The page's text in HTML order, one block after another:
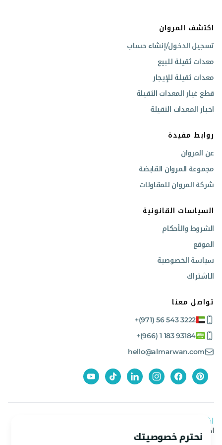
نحترم خصوصيتك
اكتشف المروان
تسجيل الدخول/إنشاء حساب
معدات ثقيلة للبيع
معدات ثقيلة للإيجار
قطع غيار المعدات الثقيلة
اخبار المعدات الثقيلة
روابط مفيدة
عن المروان
مجموعة المروان القابضة
شركة المروان للمقاولات
السياسات القانونية
الشروط والأحكام
الموقع
سياسة الخصوصية
الاشتراك
تواصل معنا
+(971) 56 543 3222
+(966) 1 183 93184
hello@almarwan.com
اشترك في نشرتنا الإخبارية
احصل على آخر العروض والأخبار من المروان